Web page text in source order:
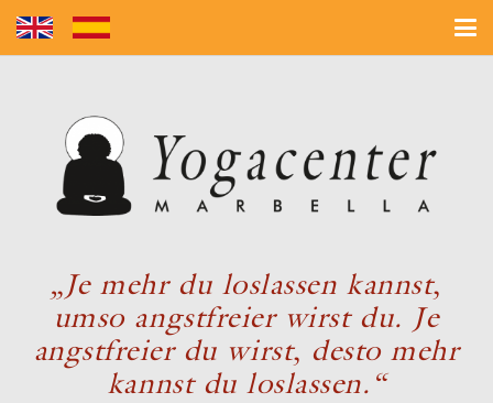
„Je mehr du loslassen kannst,
umso angstfreier wirst du. Je
angstfreier du wirst, desto mehr
kannst du loslassen.“